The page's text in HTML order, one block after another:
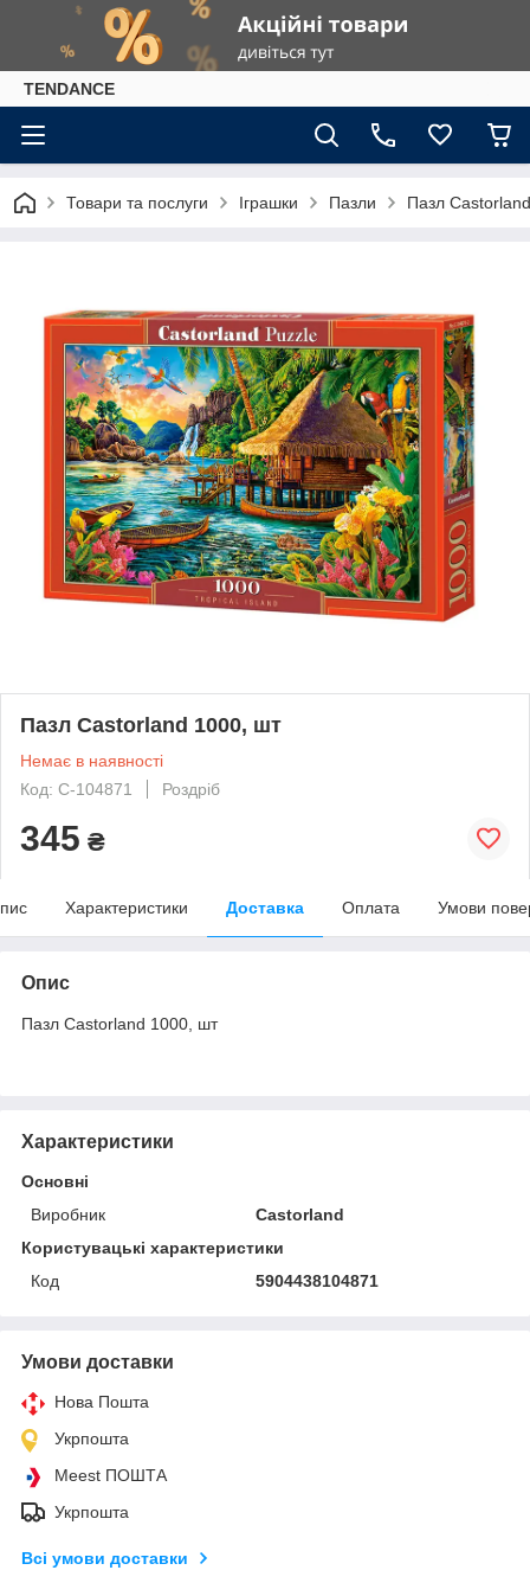
TENDANCE
Товари та послуги Іграшки Пазли Пазл
Пазл Castorland 1000, шт
Немає в наявності
Код: C-104871
Роздріб
345 ₴
Характеристики Доставка Оплата Умови
Опис
Пазл Castorland 1000, шт
Характеристики
Основні
Виробник
Castorland
Користувацькi характеристики
Код
5904438104871
Умови доставки
Нова Пошта
Укрпошта
Meest ПОШТА
Укрпошта
Всі умови доставки